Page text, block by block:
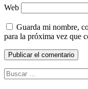
Web
Guarda mi nombre,
para la próxima vez que
Buscar: